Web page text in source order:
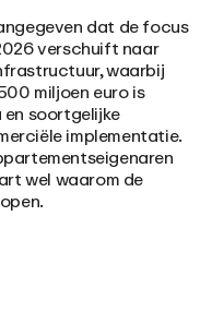
dat de focus
verschuift naar
waarbij
miljoen euro is
soortgelijke
implementatie.
wel waarom de